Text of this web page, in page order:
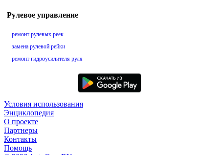
Рулевое управление
ремонт рулевых реек
замена рулевой рейки
ремонт гидроусилителя руля
Условия использования
Энциклопедия
О проекте
Партнеры
Контакты
Помощь